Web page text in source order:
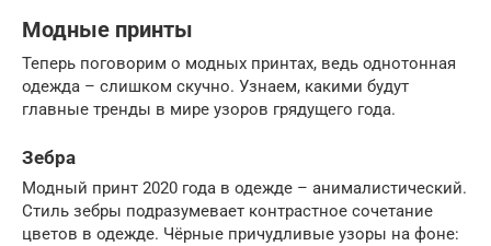
Модные принты
Теперь поговорим о модных принтах, ведь однотонная
одежда – слишком скучно. Узнаем, какими будут
главные тренды в мире узоров грядущего года.
Зебра
Модный принт 2020 года в одежде – анималистический.
Стиль зебры подразумевает контрастное сочетание
цветов в одежде. Чёрные причудливые узоры на фоне: